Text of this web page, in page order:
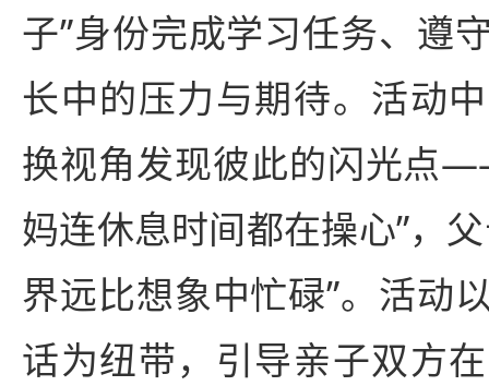
子”身份完成学习任务、遵
长中的压力与期待。活动
换视角发现彼此的闪光点
妈连休息时间都在操心”，
界远比想象中忙碌”。活动
话为纽带，引导亲子双方